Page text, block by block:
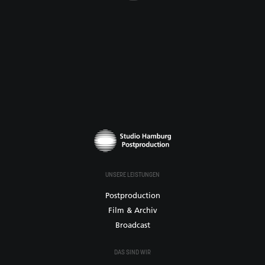
UNSERE LEISTUNGEN
Postproduction
Film & Archiv
Broadcast
DAS SIND WIR